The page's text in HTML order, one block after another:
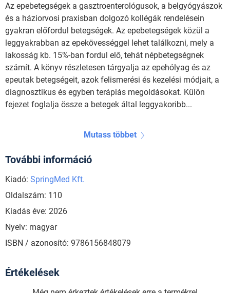
Az epebetegségek a gasztroenterológusok, a belgyógyászok
és a háziorvosi praxisban dolgozó kollégák rendelésein
gyakran előfordul betegségek. Az epebetegségek közül a
leggyakrabban az epekövességgel lehet találkozni, mely a
lakosság kb. 15%-ban fordul elő, tehát népbetegségnek
számít. A könyv részletesen tárgyalja az epehólyag és az
epeutak betegségeit, azok felismerési és kezelési módjait, a
diagnosztikus és egyben terápiás megoldásokat. Külön
fejezet foglalja össze a betegek által leggyakoribb...
Mutass többet
További információ
Kiadó: SpringMed Kft.
Oldalszám: 110
Kiadás éve: 2026
Nyelv: magyar
ISBN / azonosító: 9786156848079
Értékelések